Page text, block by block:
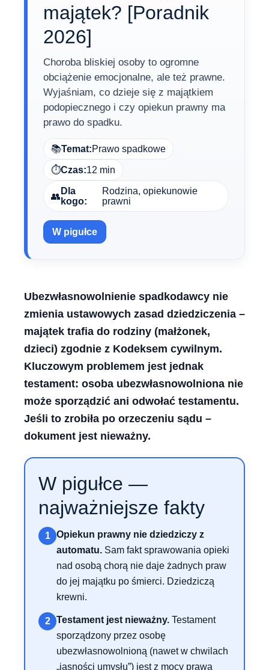
majątek? [Poradnik
2026]
Choroba bliskiej osoby to ogromne
obciążenie emocjonalne, ale też prawne.
Wyjaśniam, co dzieje się z majątkiem
podopiecznego i czy opiekun prawny ma
prawo do spadku.
📚Temat:Prawo spadkowe
⏱️Czas:12 min
👥 Dla
kogo:
Rodzina, opiekunowie
prawni
W pigułce
Ubezwłasnowolnienie spadkodawcy nie
zmienia ustawowych zasad dziedziczenia –
majątek trafia do rodziny (małżonek,
dzieci) zgodnie z Kodeksem cywilnym.
Kluczowym problemem jest jednak
testament: osoba ubezwłasnowolniona nie
może sporządzić ani odwołać testamentu.
Jeśli to zrobiła po orzeczeniu sądu –
dokument jest nieważny.
W pigułce —
najważniejsze fakty
1
Opiekun prawny nie dziedziczy z
automatu. Sam fakt sprawowania opieki
nad osobą chorą nie daje żadnych praw
do jej majątku po śmierci. Dziedziczą
krewni.
2 Testament jest nieważny. Testament
sporządzony przez osobę
ubezwłasnowolnioną (nawet w chwilach
„jasności umysłu”) jest z mocy prawa